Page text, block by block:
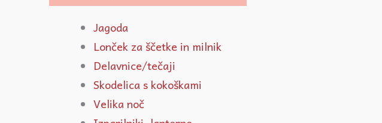
Jagoda
Lonček za ščetke in milnik
Delavnice/tečaji
Skodelica s kokoškami
Velika noč